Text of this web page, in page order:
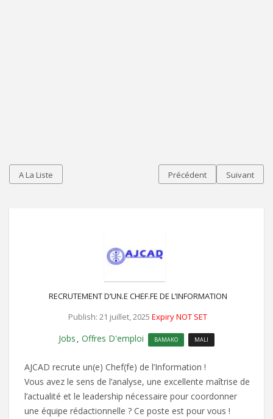
A La Liste Précédent Suivant
RECRUTEMENT D’UN.E CHEF.FE DE L’INFORMATION
Publish: 21 juillet, 2025 Expiry NOT SET
Jobs Offres D'emploi BAMAKO MALI
AJCAD recrute un(e) Chef(fe) de l’Information !
Vous avez le sens de l’analyse, une excellente maîtrise de
l’actualité et le leadership nécessaire pour coordonner
une équipe rédactionnelle ? Ce poste est pour vous !